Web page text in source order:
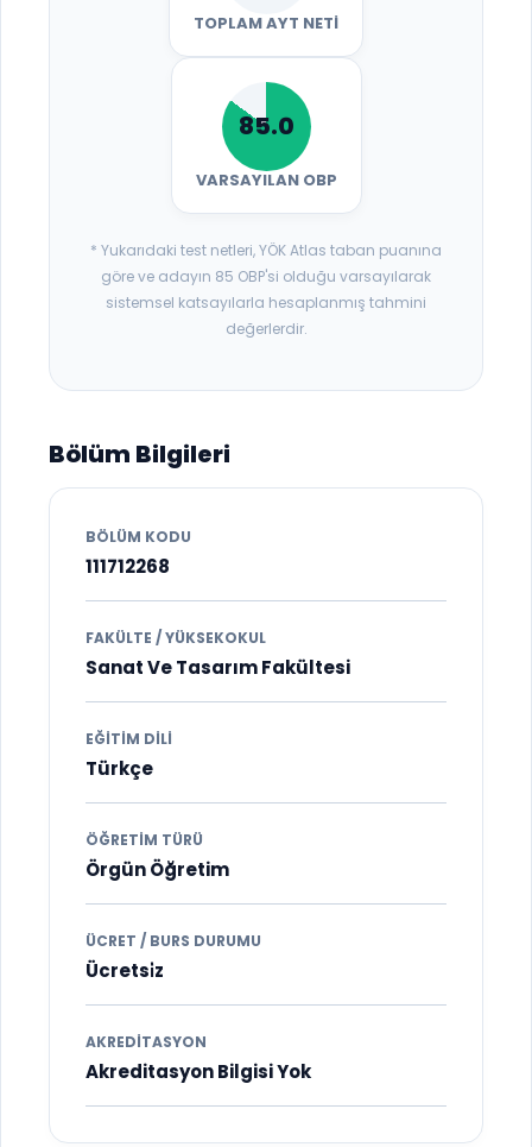
TOPLAM AYT NETI
85.0
VARSAYILAN OBP
* Yukarıdaki test netleri, YÖK Atlas taban puanına
göre ve adayın 85 OBP'si olduğu varsayılarak
sistemsel katsayılarla hesaplanmış tahmini
değerlerdir.
Bölüm Bilgileri
BÖLÜM KODU
111712268
FAKÜLTE / YÜKSEKOKUL
Sanat Ve Tasarım Fakültesi
EĞITIM DILI
Türkçe
ÖĞRETIM TÜRÜ
Örgün Öğretim
ÜCRET / BURS DURUMU
Ücretsi̇z
AKREDITASYON
Akreditasyon Bilgisi Yok